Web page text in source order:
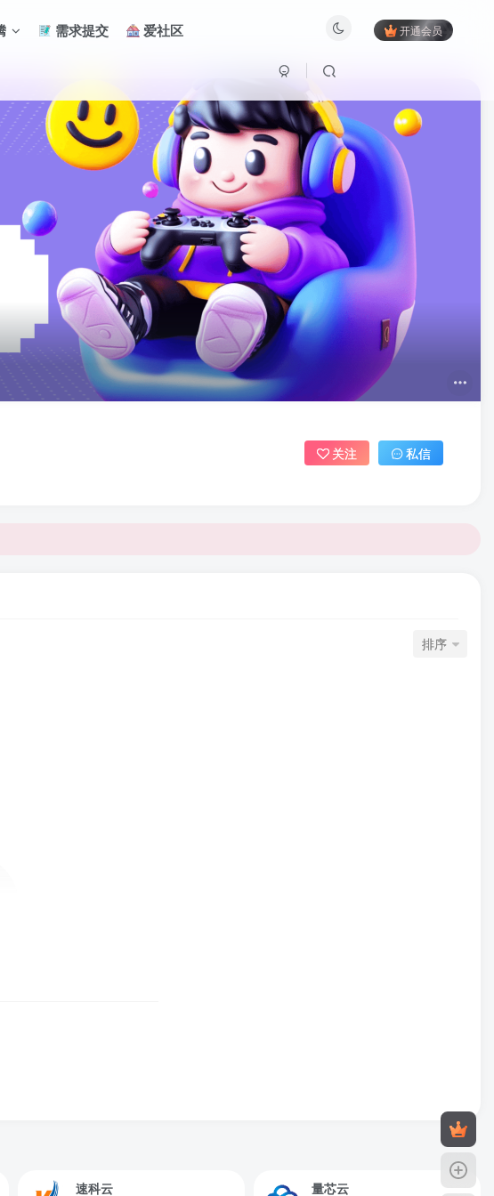
需求提交 爱社区 开通会员
关注
私信
排序
速科云 量芯云